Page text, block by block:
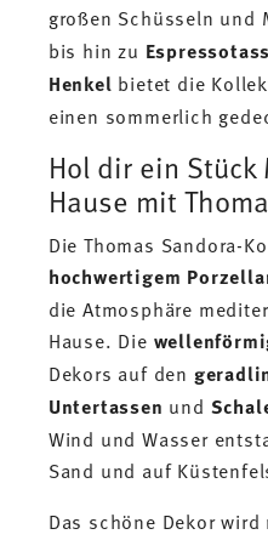
großen Schüsseln
bis hin zu
Henkel bietet die
einen sommerlich
Hol dir ein
Hause mit
Die Thomas Sandora-
hochwertigem
die Atmosphäre
Hause. Die
Dekors auf den
Untertassen und
Wind und Wasser
Sand und auf
Das schöne Dekor